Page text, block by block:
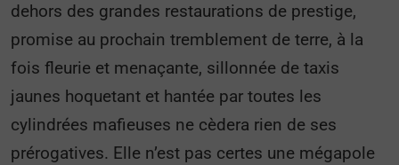
dehors des grandes restaurations de prestige,
promise au prochain tremblement de terre, à la
fois fleurie et menaçante, sillonnée de taxis
jaunes hoquetant et hantée par toutes les
cylindrées mafieuses ne cèdera rien de ses
prérogatives. Elle n’est pas certes une mégapole